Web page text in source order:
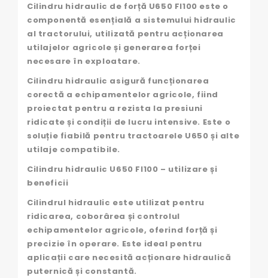
Cilindru hidraulic de forță U650 FI100 este o
componentă esențială a sistemului hidraulic
al tractorului, utilizată pentru acționarea
utilajelor agricole și generarea forței
necesare în exploatare.
Cilindru hidraulic asigură funcționarea
corectă a echipamentelor agricole, fiind
proiectat pentru a rezista la presiuni
ridicate și condiții de lucru intensive. Este o
soluție fiabilă pentru tractoarele U650 și alte
utilaje compatibile.
Cilindru hidraulic U650 FI100 – utilizare și
beneficii
Cilindrul hidraulic este utilizat pentru
ridicarea, coborârea și controlul
echipamentelor agricole, oferind forță și
precizie în operare. Este ideal pentru
aplicații care necesită acționare hidraulică
puternică și constantă.